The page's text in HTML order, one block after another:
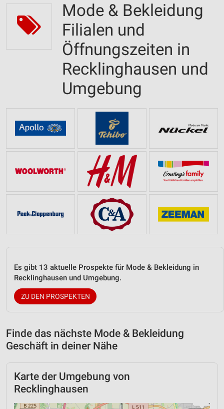
Mode & Bekleidung
Filialen und
Öffnungszeiten in
Recklinghausen und
Umgebung
Es gibt 13 aktuelle Prospekte für Mode & Bekleidung in
Recklinghausen und Umgebung.
ZU DEN PROSPEKTEN
Finde das nächste Mode & Bekleidung
Geschäft in deiner Nähe
Karte der Umgebung von
Recklinghausen